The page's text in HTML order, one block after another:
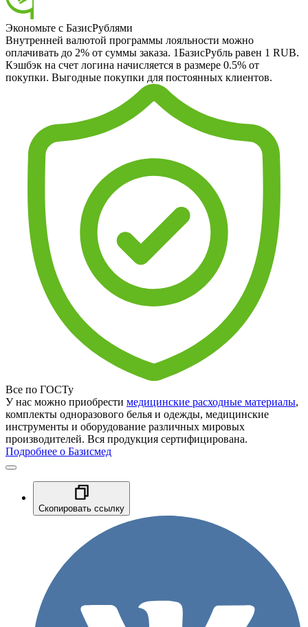
Экономьте с БазисРублями
Внутренней валютой программы лояльности можно
оплачивать до 2% от суммы заказа. 1БазисРубль равен 1 RUB.
Кэшбэк на счет логина начисляется в размере 0.5% от
покупки. Выгодные покупки для постоянных клиентов.
Все по ГОСТу
У нас можно приобрести медицинские расходные материалы,
комплекты одноразового белья и одежды, медицинские
инструменты и оборудование различных мировых
производителей. Вся продукция сертифицирована.
Подробнее о Базисмед
Скопировать ссылку